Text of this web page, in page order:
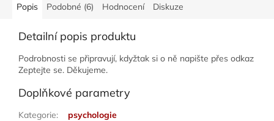
Popis Podobné (6) Hodnocení Diskuze
Detailní popis produktu
Podrobnosti se připravují, kdyžtak si o ně napište přes odkaz
Zeptejte se. Děkujeme.
Doplňkové parametry
Kategorie:
psychologie